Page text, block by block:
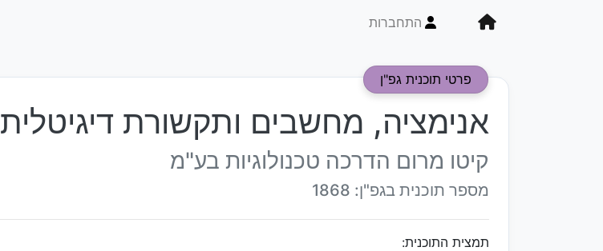
התחברות
פרטי תוכנית גפ"ן
אנימציה, מחשבים ותקשורת דיגיטלית
קיטו מרום הדרכה טכנולוגיות בע"מ
מספר תוכנית בגפ"ן: 1868
תמצית התוכנית: